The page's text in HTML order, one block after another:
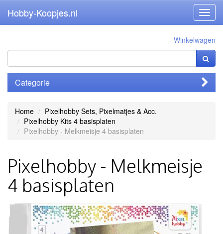
Hobby-Koopjes.nl
Winkelwagen
Categorie
Home
Pixelhobby Sets, Pixelmatjes & Acc.
Pixelhobby Kits 4 basisplaten
Pixelhobby - Melkmeisje 4 basisplaten
Pixelhobby - Melkmeisje
4 basisplaten